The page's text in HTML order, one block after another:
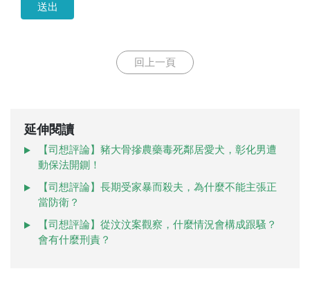
送出
回上一頁
延伸閱讀
【司想評論】豬大骨摻農藥毒死鄰居愛犬，彰化男遭
動保法開鍘！
【司想評論】長期受家暴而殺夫，為什麼不能主張正
當防衛？
【司想評論】從汶汶案觀察，什麼情況會構成跟騷？
會有什麼刑責？